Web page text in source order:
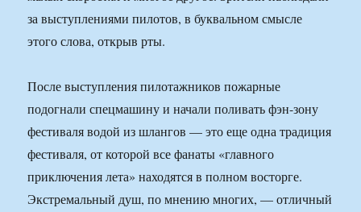
за выступлениями пилотов, в буквальном смысле
этого слова, открыв рты.
После выступления пилотажников пожарные
подогнали спецмашину и начали поливать фэн-зону
фестиваля водой из шлангов — это еще одна традиция
фестиваля, от которой все фанаты «главного
приключения лета» находятся в полном восторге.
Экстремальный душ, по мнению многих, — отличный